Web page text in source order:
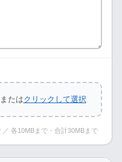
たはクリックして選択
各10MBまで・合計30MBまで